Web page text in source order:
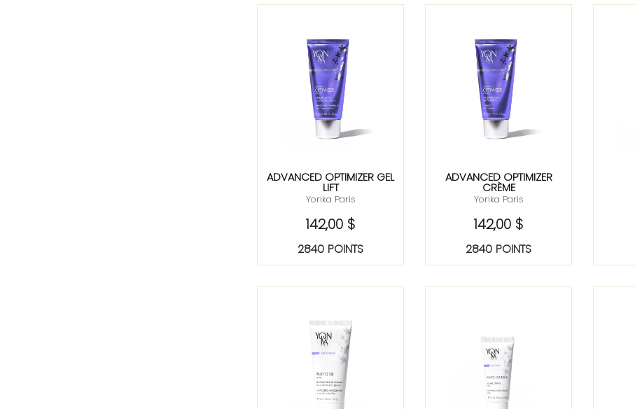
ADVANCED OPTIMIZER GEL
LIFT
Yonka Paris
142,00 $
2840 POINTS
ADVANCED OPTIMIZER
CRÈME
Yonka Paris
142,00 $
2840 POINTS